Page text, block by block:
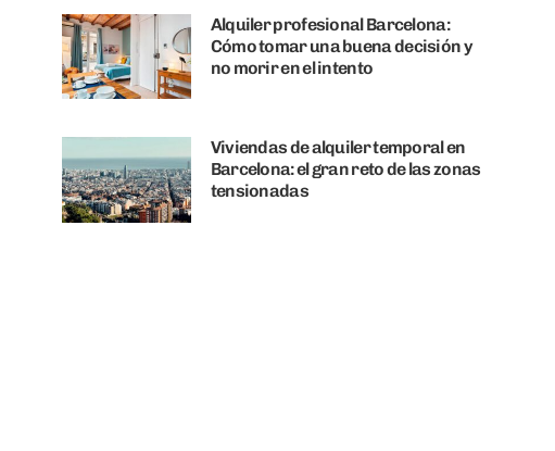
Alquiler profesional Barcelona:
Cómo tomar una buena decisión y
no morir en el intento
Viviendas de alquiler temporal en
Barcelona: el gran reto de las zonas
tensionadas